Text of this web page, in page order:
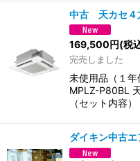
中古 天カセ
169,500円(税
完売しました
未使用品（１年
MPLZ-P80BL
（セット内容
ダイキン中古エ